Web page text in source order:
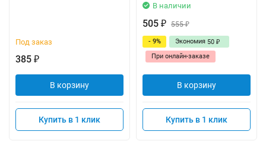
Под заказ
385 ₽
В корзину
Купить в 1 клик
В наличии
505 ₽ 555₽
- 9% Экономия 50 ₽
При онлайн-заказе
В корзину
Купить в 1 клик